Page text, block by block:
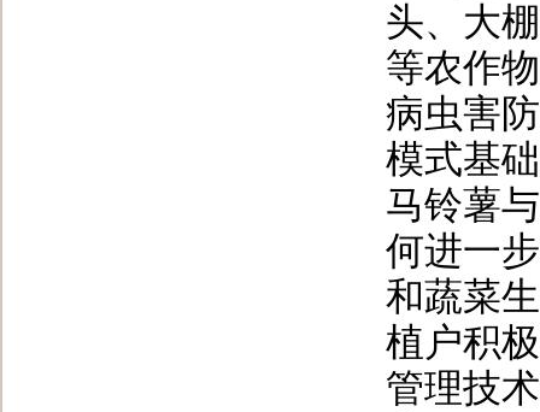
头、大
等农作
病虫害
模式基
马铃薯
何进一
和蔬菜
植户积
管理技